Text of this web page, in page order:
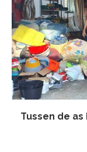
Tussen de